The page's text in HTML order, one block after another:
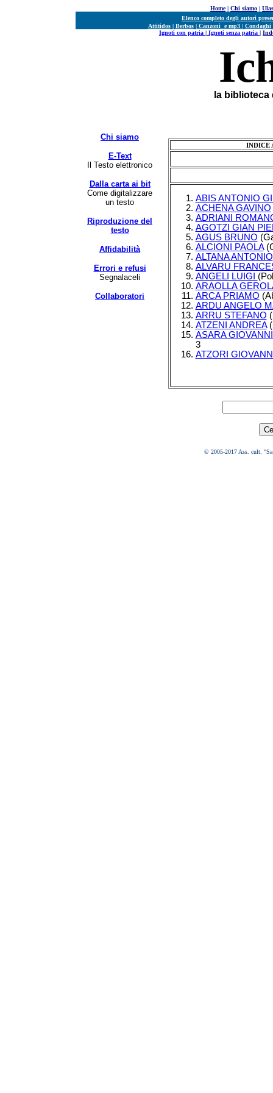
Home| Chi siamo |
Elenco completo degli autori
Attitidos| Berbos|Canzoni e mp3 | Condaghi
Ignoti con patria | Ignoti senza patria |
Chi siamo
E-Text
Il Testo elettronico
Dalla carta ai bit
Come digitalizzare
un testo
Riproduzione del
testo
Affidabilità
Errori e refusi
Segnalaceli
Collaboratori
la
INDICE
ABIS ANTONIO
ACHENA GAVINO
ADRIANI
AGOTZI GIAN
AGUS BRUNO
ALCIONI PAOLA
ALTANA ANTONIO
ALVARU
ANGELI LUIGI
ARAOLLA
ARCA PRIAMO
ARDU ANGELO
ARRU STEFANO
ATZENI ANDREA
ASARA
3
ATZORI
© 2005-2017 Ass. cult. "Sa